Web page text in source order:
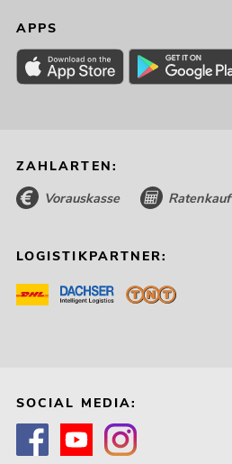
APPS
ZAHLARTEN:
Vorauskasse Ratenkauf
LOGISTIKPARTNER:
SOCIAL MEDIA: